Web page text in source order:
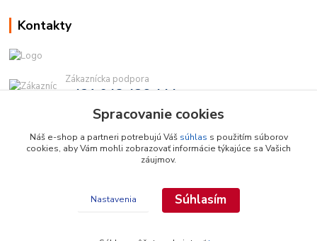
Kontakty
Zákaznícka podpora
+421 948 436 444
(Po-Pia, 9-16 hod.)
info@najdielna.sk
Spracovanie cookies
Náš e-shop a partneri potrebujú Váš súhlas s použitím súborov
cookies, aby Vám mohli zobrazovať informácie týkajúce sa Vašich
záujmov.
Nastavenia Súhlasím